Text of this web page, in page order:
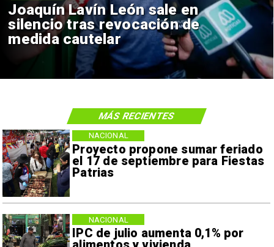
Joaquín Lavín León sale en
silencio tras revocación de
medida cautelar
Proyecto propone sumar feriado
el 17 de septiembre para Fiestas
Patrias
NACIONAL
IPC de julio aumenta 0,1% por
NACIONAL
MÁS RECIENTES